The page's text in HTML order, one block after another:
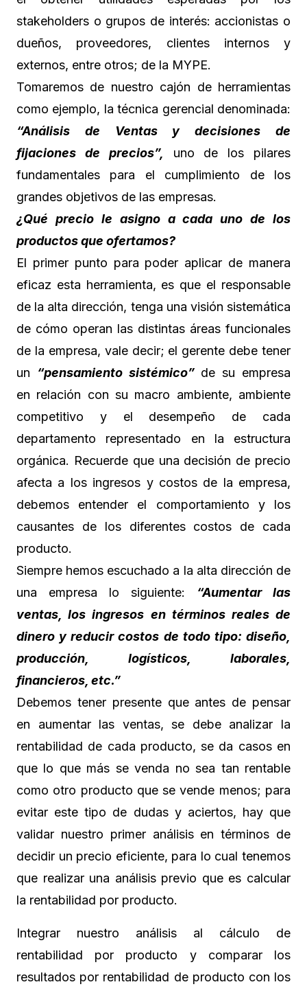
stakeholders o grupos de interés: accionistas o
dueños, proveedores, clientes internos y
externos, entre otros; de la MYPE.
Tomaremos de nuestro cajón de herramientas
como ejemplo, la técnica gerencial denominada:
“Análisis de Ventas y decisiones de
fijaciones de precios”,
uno de los pilares
fundamentales para el cumplimiento de los
grandes objetivos de las empresas.
¿Qué precio le asigno a cada uno de los
productos que ofertamos?
El primer punto para poder aplicar de manera
eficaz esta herramienta, es que el responsable
de la alta dirección, tenga una visión sistemática
de cómo operan las distintas áreas funcionales
de la empresa, vale decir; el gerente debe tener
un
“pensamiento sistémico”de su empresa
en relación con su macro ambiente, ambiente
competitivo y el desempeño de cada
departamento representado en la estructura
orgánica. Recuerde que una decisión de precio
afecta a los ingresos y costos de la empresa,
debemos entender el comportamiento y los
causantes de los diferentes costos de cada
producto.
Siempre hemos escuchado a la alta dirección de
una empresa lo siguiente: “Aumentar las
ventas, los ingresos en términos reales de
dinero y reducir costos de todo tipo: diseño,
producción, logísticos, laborales,
financieros, etc.”
Debemos tener presente que antes de pensar
en aumentar las ventas, se debe analizar la
rentabilidad de cada producto, se da casos en
que lo que más se venda no sea tan rentable
como otro producto que se vende menos; para
evitar este tipo de dudas y aciertos, hay que
validar nuestro primer análisis en términos de
decidir un precio eficiente, para lo cual tenemos
que realizar una análisis previo que es calcular
la rentabilidad por producto.
Integrar nuestro análisis al cálculo de
rentabilidad por producto y comparar los
resultados por rentabilidad de producto con los